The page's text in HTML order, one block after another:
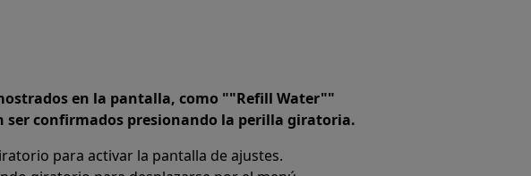
en la pantalla, como ""Refill Water""
ser confirmados presionando la perilla giratoria.
para activar la pantalla de ajustes.